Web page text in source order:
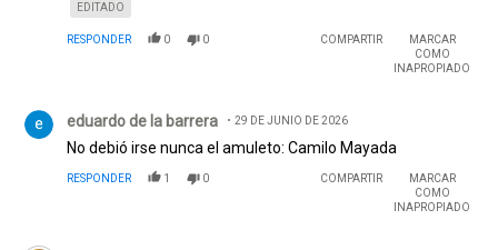
EDITADO
RESPONDER 0 0 COMPARTIR
MARCAR
COMO
INAPROPIADO
eduardo de la barrera 29 DE JUNIO DE 2026
No debió irse nunca el amuleto: Camilo Mayada
RESPONDER 1 0 COMPARTIR
MARCAR
COMO
INAPROPIADO
Comentario de Angel Daniel Iacovone.